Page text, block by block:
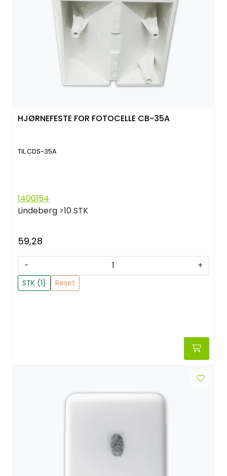
HJØRNEFESTE FOR FOTOCELLE CB-35A
TIL CDS-35A
1400154
Lindeberg >10 STK
59,28
- +
STK (1) Reset